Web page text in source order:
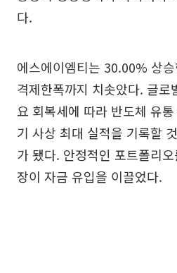
다.
에스에이엠티는 30.00% 상
격제한폭까지 치솟았다. 글
요 회복세에 따라 반도체 유
기 사상 최대 실적을 기록할
가 됐다. 안정적인 포트폴리
장이 자금 유입을 이끌었다.